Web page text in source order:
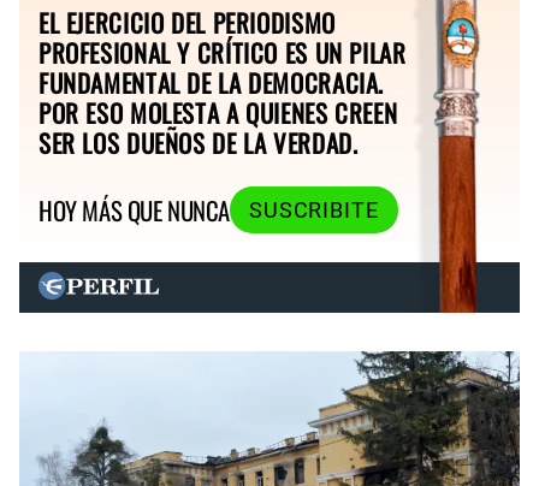
EL EJERCICIO DEL PERIODISMO
PROFESIONAL Y CRÍTICO ES UN PILAR
FUNDAMENTAL DE LA DEMOCRACIA.
POR ESO MOLESTA A QUIENES CREEN
SER LOS DUEÑOS DE LA VERDAD.
HOY MÁS QUE NUNCA
SUSCRIBITE